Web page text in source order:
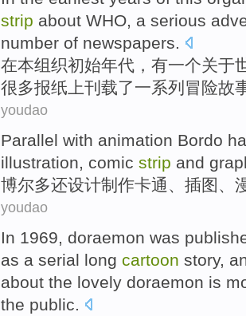
strip about WHO, a serious
number of newspapers.
在本组织初始年代， 有一个关于
很多报纸上刊载了一系列 冒险故
youdao
Parallel with animation Bordo
illustration, comic strip and
博尔多还设计制作卡通 、 插图 、
youdao
In 1969, doraemon was
as a serial long cartoon story,
about the lovely doraemon is
the public.